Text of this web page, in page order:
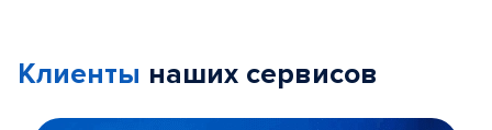
Клиенты наших сервисов